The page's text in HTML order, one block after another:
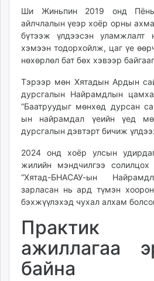
Ши Жиньпин 2019 онд
айлчлалын үеэр хоёр орны
бүтээж үлдээсэн уламжлалт
хэмээн тодорхойлж, цаг үе
нөхөрлөл бат бөх хэвээр
Тэрээр мөн Хятадын Ардын
дурсгалын Найрамдлын
“Баатруудыг мөнхөд дурсан
ын найрамдал үеийн үед
дурсгалын дэвтэрт бичиж
2024 онд хоёр улсын
жилийн мэндчилгээ
“Хятад-БНАСАУ-ын
зарласан нь ард түмэн
бэхжүүлэхэд чухал алхам
Практик
ажиллагаа
байна